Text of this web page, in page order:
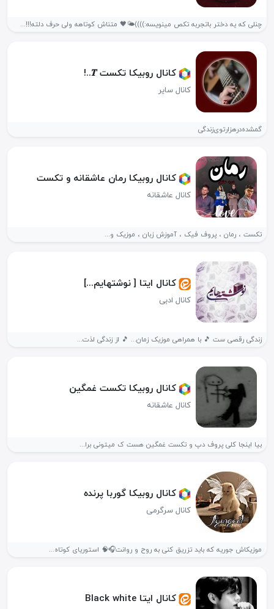
چنلی که یه دختر باتجربه تکص مینویسه:))))🌤🖤 متناش کوتاهه ولی حرف دلته!!!...
کانال روبیکا تکست 𝑻..!
کانال سایر
گمشده‌در‌هزارتوی‌زندگی‌
کانال روبیکا رمان عاشقانه و تکست
کانال عاشقانه
تکست ، رمان ، پروف فیک ، آموزش زبان ، موزیک و...
کانال ایتا [ نوشتهایم...]
کانال ادبی
زندگی رقصی ست 🎵 با همراهی موزیک زمان... 🎵 از زندگی لذت...
کانال روبیکا تکست غمگین
کانال عاشقانه
بیا اینجا کلی پروف دپ و تکست غمگین هست ک میتونی برا...
کانال روبیکا گوربا پرنده
کانال سرگرمی
موزیکاش جوریه که باید تزریق کنی به روح و روانت🎧🧠 استوریای کوتاه...
کانال ایتا Black white